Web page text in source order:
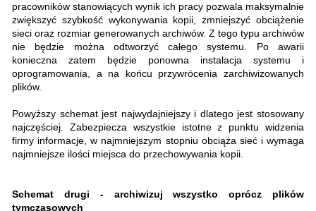
pracowników stanowiących wynik ich pracy pozwala maksymalnie
zwiększyć szybkość wykonywania kopii, zmniejszyć obciążenie
sieci oraz rozmiar generowanych archiwów. Z tego typu archiwów
nie będzie można odtworzyć całego systemu. Po awarii
konieczna zatem będzie ponowna instalacja systemu i
oprogramowania, a na końcu przywrócenia zarchiwizowanych
plików.
Powyższy schemat jest najwydajniejszy i dlatego jest stosowany
najczęściej. Zabezpiecza wszystkie istotne z punktu widzenia
firmy informacje, w najmniejszym stopniu obciąża sieć i wymaga
najmniejsze ilości miejsca do przechowywania kopii.
Schemat drugi - archiwizuj wszystko oprócz plików
tymczasowych